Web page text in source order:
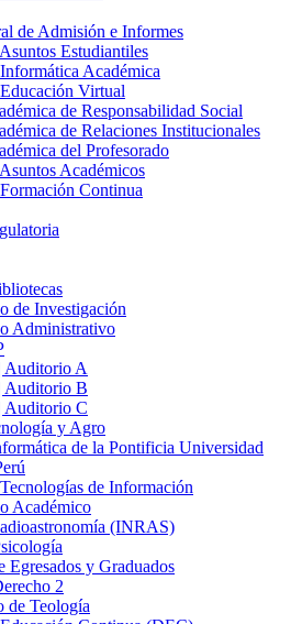
de Admisión e Informes
Estudiantiles
Académica
Virtual
de Responsabilidad Social
de Relaciones Institucionales
del Profesorado
Académicos
Continua
de Investigación
Administrativo
Auditorio A
Auditorio B
Auditorio C
y Agro
de la Pontificia Universidad
de Información
Académico
(INRAS)
Egresados y Graduados
2
de Teología